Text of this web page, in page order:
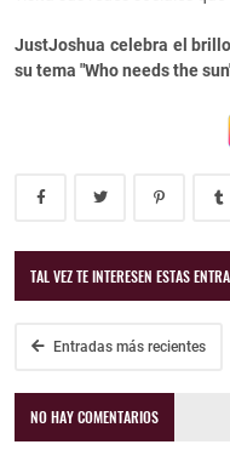
JustJoshua celebra el
su tema "Who needs the
TAL VEZ TE INTERESEN ESTAS
Entradas más recientes
NO HAY COMENTARIOS